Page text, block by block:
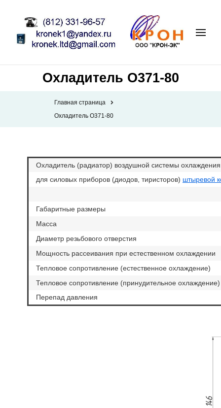
Охладитель О371-80
Главная страница
Охладитель О371-80
Охладитель (радиатор) воздушной системы охлаждения
для силовых приборов (диодов, тиристоров) штыревой
Габаритные размеры
Масса
Диаметр резьбового отверстия
Мощность рассеивания при естественном охлаждении
Тепловое сопротивление (естественное охлаждение)
Тепловое сопротивление (принудительное охлаждение)
Перепад давления